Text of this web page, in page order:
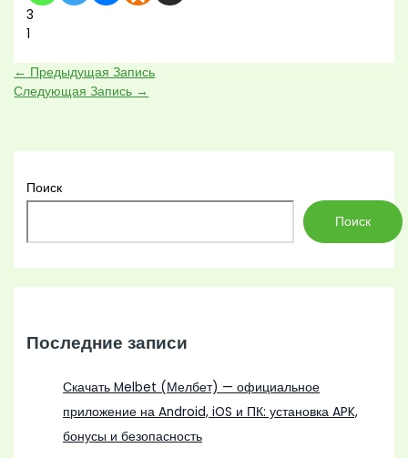
3
1
← Предыдущая Запись
Следующая Запись →
Поиск
Поиск
Последние записи
Скачать Melbet (Мелбет) — официальное
приложение на Android, iOS и ПК: установка APK,
бонусы и безопасность